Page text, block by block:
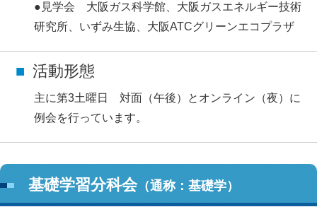
●見学会 大阪ガス科学館、大阪ガスエネルギー技術
研究所、いずみ生協、大阪ATCグリーンエコプラザ
活動形態
主に第3土曜日 対面（午後）とオンライン（夜）に
例会を行っています。
基礎学習分科会（通称：基礎学）